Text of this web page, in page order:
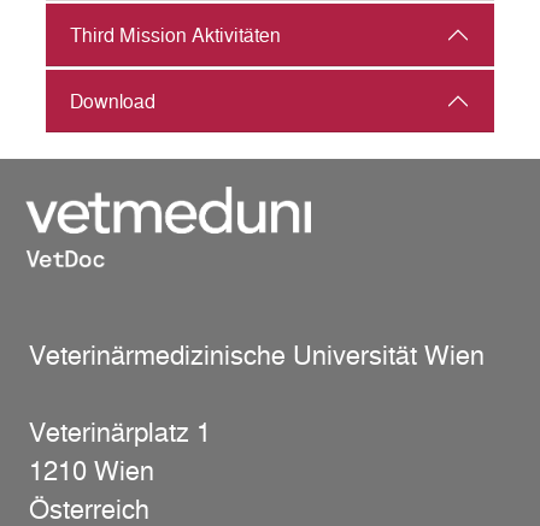
Third Mission Aktivitäten
Download
Veterinärmedizinische Universität Wien
Veterinärplatz 1
1210 Wien
Österreich